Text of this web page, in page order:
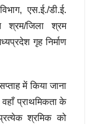
एस.ई./डी.ई.
श्रम/जिला श्रम
गृह निर्माण
में किया जाना
प्राथमिकता के
श्रमिक को